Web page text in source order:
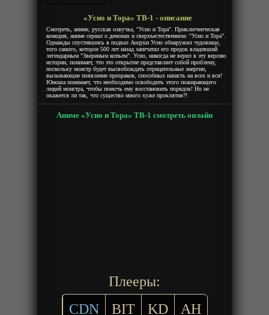
«Усио и Тора» ТВ-1 - описание
Смотреть, аниме, русская озвучка, "Усио и Тора". Приключенческая
комедия, аниме сериал о демонах и сверхъестественном: "Усио и Тора".
Однажды спустившись в подвал Аоцуки Усио обнаружил чудовище,
того самого, которое 500 лет назад запечатал его предок владевший
легендарным "Звериным копьем". Усио, никогда не верил в эту версию
истории, понимает, что это открытие представляет собой проблему,
поскольку монстр будет высвобождать отрицательные энергии,
вызывающие появление призраков, способных напасть на всех и вся!
Юноша понимает, что необходимо освободить этого пожирающего
людей монстра, чтобы помочь ему восстановить порядок! Но не
окажется ли так, что существо много хуже проклятия?!
Аниме «Усио и Тора» ТВ-1 смотреть онлайн
Плееры:
CDN
BIT KD AH